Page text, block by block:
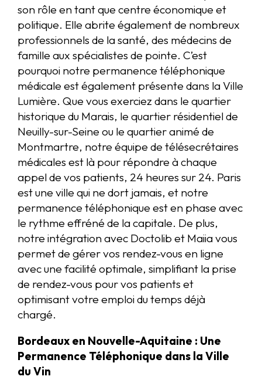
son rôle en tant que centre économique et
politique. Elle abrite également de nombreux
professionnels de la santé, des médecins de
famille aux spécialistes de pointe. C’est
pourquoi notre permanence téléphonique
médicale est également présente dans la Ville
Lumière. Que vous exerciez dans le quartier
historique du Marais, le quartier résidentiel de
Neuilly-sur-Seine ou le quartier animé de
Montmartre, notre équipe de télésecrétaires
médicales est là pour répondre à chaque
appel de vos patients, 24 heures sur 24. Paris
est une ville qui ne dort jamais, et notre
permanence téléphonique est en phase avec
le rythme effréné de la capitale. De plus,
notre intégration avec Doctolib et Maiia vous
permet de gérer vos rendez-vous en ligne
avec une facilité optimale, simplifiant la prise
de rendez-vous pour vos patients et
optimisant votre emploi du temps déjà
chargé.
Bordeaux en Nouvelle-Aquitaine : Une
Permanence Téléphonique dans la Ville
du Vin